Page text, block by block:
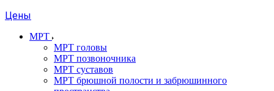
Цены
МРТ
МРТ головы
МРТ позвоночника
МРТ суставов
МРТ брюшной полости и забрюшинного